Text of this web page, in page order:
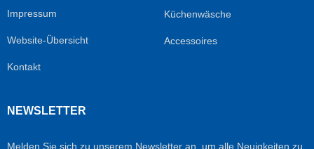
Impressum
Website-Übersicht
Kontakt
Küchenwäsche
Accessoires
NEWSLETTER
Melden Sie sich zu unserem Newsletter an, um alle Neuigkeiten zu